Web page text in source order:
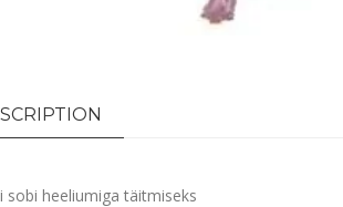
sobi heeliumiga täitmiseks